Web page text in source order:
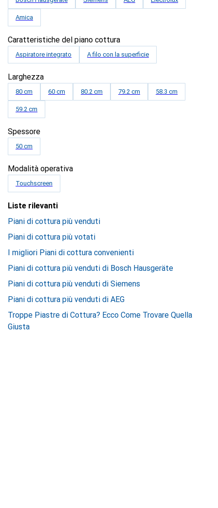
Amica
Caratteristiche del piano cottura
Aspiratore integrato A filo con la superficie
Larghezza
80 cm 60 cm 80.2 cm 79.2 cm 58.3 cm
59.2 cm
Spessore
50 cm
Modalità operativa
Touchscreen
Liste rilevanti
Piani di cottura più venduti
Piani di cottura più votati
I migliori Piani di cottura convenienti
Piani di cottura più venduti di Bosch Hausgeräte
Piani di cottura più venduti di Siemens
Piani di cottura più venduti di AEG
Troppe Piastre di Cottura? Ecco Come Trovare Quella
Giusta